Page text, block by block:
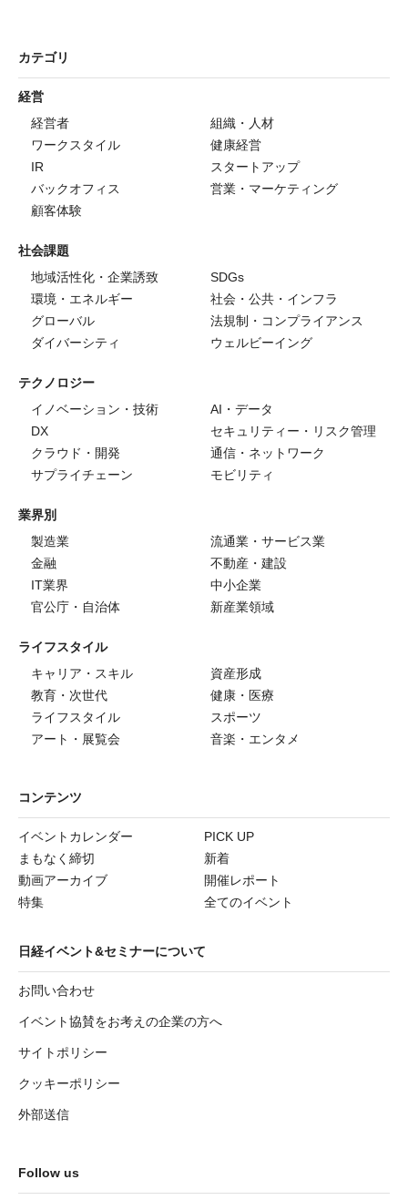
カテゴリ
経営
経営者
組織・人材
ワークスタイル
健康経営
IR
スタートアップ
バックオフィス
営業・マーケティング
顧客体験
社会課題
地域活性化・企業誘致
SDGs
環境・エネルギー
社会・公共・インフラ
グローバル
法規制・コンプライアンス
ダイバーシティ
ウェルビーイング
テクノロジー
イノベーション・技術
AI・データ
DX
セキュリティー・リスク管理
クラウド・開発
通信・ネットワーク
サプライチェーン
モビリティ
業界別
製造業
流通業・サービス業
金融
不動産・建設
IT業界
中小企業
官公庁・自治体
新産業領域
ライフスタイル
キャリア・スキル
資産形成
教育・次世代
健康・医療
ライフスタイル
スポーツ
アート・展覧会
音楽・エンタメ
コンテンツ
イベントカレンダー
PICK UP
まもなく締切
新着
動画アーカイブ
開催レポート
特集
全てのイベント
日経イベント&セミナーについて
お問い合わせ
イベント協賛をお考えの企業の方へ
サイトポリシー
クッキーポリシー
外部送信
Follow us